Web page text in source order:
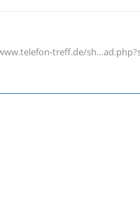
treff.de/